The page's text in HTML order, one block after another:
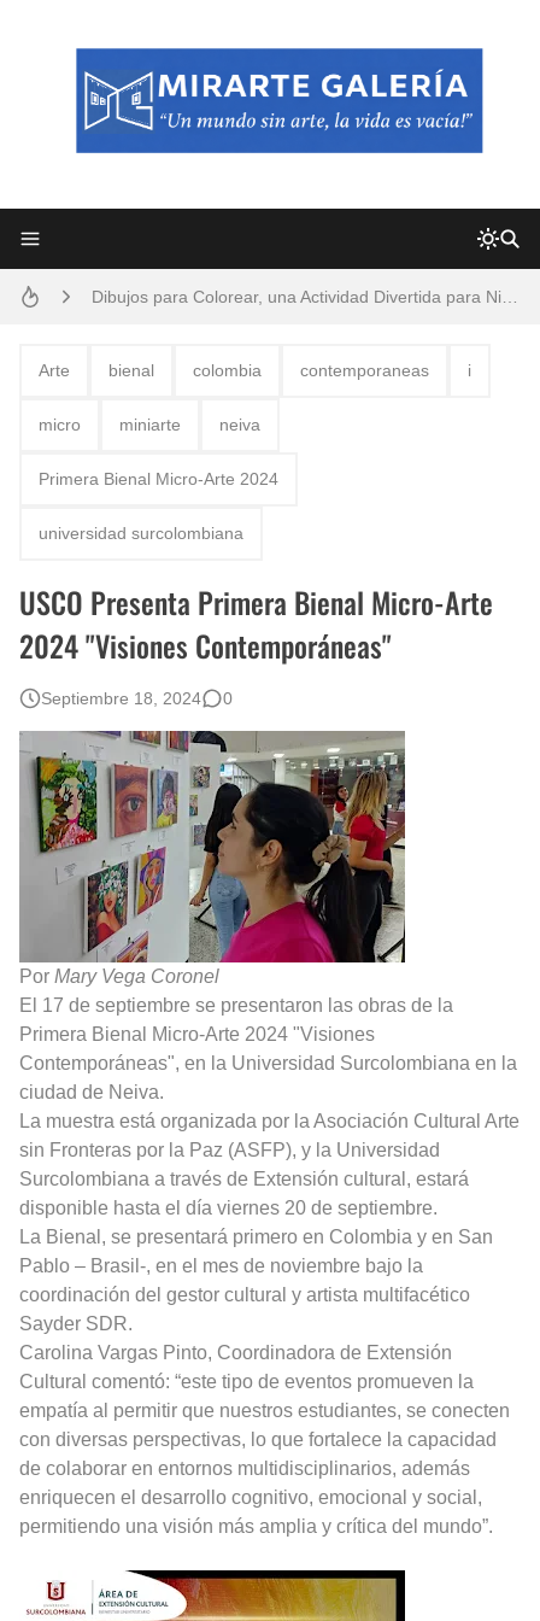
Frutas y Flores Para Colorear Imágenes
Dibujos para Colorear, una Actividad Divertida para Niños y Niñas
Dibujos Fáciles Para Pintar con Acrílico (Minimalismo Artístico)
Arte bienal colombia contemporaneas i
micro miniarte neiva
Primera Bienal Micro-Arte 2024
universidad surcolombiana
USCO Presenta Primera Bienal Micro-Arte
2024 "Visiones Contemporáneas"
Septiembre 18, 2024 0
Por Mary Vega Coronel
El 17 de septiembre se presentaron las obras de la
Primera Bienal Micro-Arte 2024 "Visiones
Contemporáneas", en la Universidad Surcolombiana en la
ciudad de Neiva.
La muestra está organizada por la Asociación Cultural Arte
sin Fronteras por la Paz (ASFP), y la Universidad
Surcolombiana a través de Extensión cultural, estará
disponible hasta el día viernes 20 de septiembre.
La Bienal, se presentará primero en Colombia y en San
Pablo – Brasil-, en el mes de noviembre bajo la
coordinación del gestor cultural y artista multifacético
Sayder SDR.
Carolina Vargas Pinto, Coordinadora de Extensión
Cultural comentó: “este tipo de eventos promueven la
empatía al permitir que nuestros estudiantes, se conecten
con diversas perspectivas, lo que fortalece la capacidad
de colaborar en entornos multidisciplinarios, además
enriquecen el desarrollo cognitivo, emocional y social,
permitiendo una visión más amplia y crítica del mundo”.